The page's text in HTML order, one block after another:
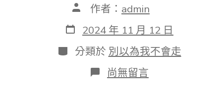
文
作
者
作者： admin
發
表
日
期
2024 年 11 月 12 日
分
類
分類於 別以為我不會走
在
〈卷
尚無留言